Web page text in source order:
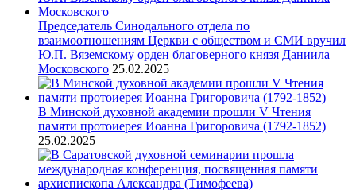
Председатель Синодального отдела по
взаимоотношениям Церкви с обществом и СМИ вручил
Ю.П. Вяземскому орден благоверного князя Даниила
Московского 25.02.2025
В Минской духовной академии прошли V Чтения
памяти протоиерея Иоанна Григоровича (1792-1852)
25.02.2025